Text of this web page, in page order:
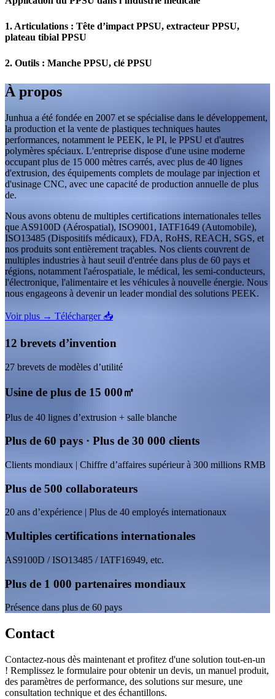
1. Articulations : Tête d’impact PPSU, extracteur PPSU,
plateau tibial PPSU
2. Outils : Manche PPSU, clé PPSU
À propos
Junhua a été fondée en 2007 et se spécialise dans le développement,
la production et la vente de plastiques techniques hautes
performances, notamment le PEEK, le PI, le PPSU et d'autres
polymères spéciaux. L'entreprise dispose d'une usine moderne
occupant plus de 15 000 mètres carrés, avec plus de 40 lignes
d'extrusion, des équipements complets de moulage par injection et
d'usinage CNC, avec une capacité de production annuelle de plus
de.
Nous avons obtenu de multiples certifications internationales telles
que AS9100D (Aérospatial), ISO9001, IATF1649 (Automobile),
ISO13485 (Dispositifs médicaux), FDA, RoHS, REACH, SGS, et
nos produits sont entièrement traçables. Nos clients couvrent de
multiples industries à haut seuil d'entrée dans plus de 60 pays et
régions, notamment l'aérospatiale, le médical, les semi-conducteurs,
l'électronique, l'alimentaire et les véhicules à nouvelle énergie. Nous
nous engageons à devenir un leader mondial des solutions PEEK.
Voir plus → Télécharger 📥
12 brevets d’invention
27 brevets de modèles d’utilité
Usine de plus de 15 000㎡
Plus de 40 lignes d’extrusion + salle blanche
Plus de 60 pays · Plus de 30 000 clients
Clients mondiaux | Chiffre d’affaires supérieur à 300 millions RMB
Plus de 500 collaborateurs
20 ans d’expérience | Plus de 40 employés internationaux
Multiples certifications internationales
AS9100D / ISO13485 / IATF16949, etc.
Plus de 1 000 partenaires mondiaux
Présence dans plus de 60 pays
Contact
Contactez-nous dès maintenant et profitez d'une solution tout-en-un
! Remplissez le formulaire pour obtenir un devis, un manuel produit,
des paramètres de performance, des solutions sur mesure, une
consultation technique et des échantillons.